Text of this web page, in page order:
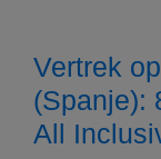
609
euro
All
Vertrek
(Spanje):
All